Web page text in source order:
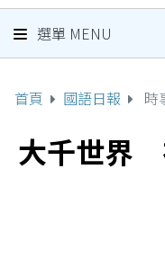
選單 MENU
首頁 國語日報 時
大千世界